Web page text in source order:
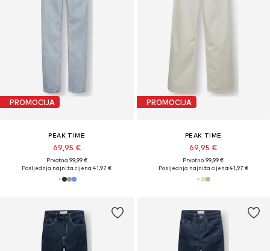
PROMOCIJA
PEAK TIME
69,95 €
Prvotno: 99,99 €
Posljednja najniža cijena:41,97 €
PROMOCIJA
PEAK TIME
69,95 €
Prvotno: 99,99 €
Posljednja najniža cijena:41,97 €